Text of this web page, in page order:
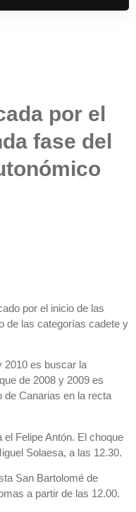
por el
fase del
por el inicio de las
de las categorías cadete y
2010 es buscar la
de 2008 y 2009 es
de Canarias en la recta
Felipe Antón. El choque
Solaesa, a las 12.30.
San Bartolomé de
a partir de las 12.00.